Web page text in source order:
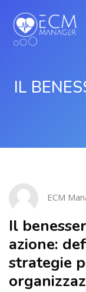
Salta [Cocoon]
ECM
Il
azione:
strategie